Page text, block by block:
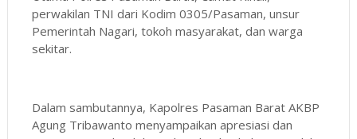
perwakilan TNI dari Kodim 0305/Pasaman, unsur
Pemerintah Nagari, tokoh masyarakat, dan warga
sekitar.
Dalam sambutannya, Kapolres Pasaman Barat AKBP
Agung Tribawanto menyampaikan apresiasi dan